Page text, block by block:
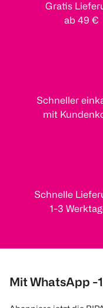
Gratis
ab 49 €
Schneller
mit
Schnelle
1-3
Mit WhatsApp -